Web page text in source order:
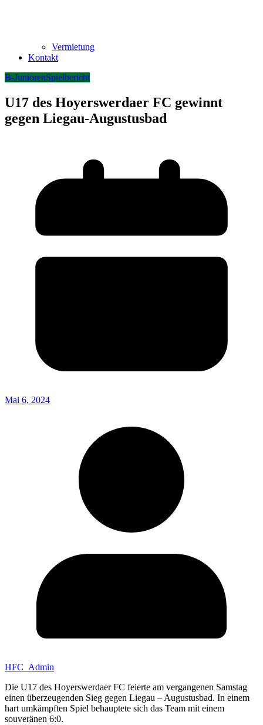
Vermietung
Kontakt
B-JuniorenSpielbericht
U17 des Hoyerswerdaer FC gewinnt
gegen Liegau-Augustusbad
Mai 6, 2024
HFC_Admin
Die U17 des Hoyerswerdaer FC feierte am vergangenen Samstag
einen überzeugenden Sieg gegen Liegau – Augustusbad. In einem
hart umkämpften Spiel behauptete sich das Team mit einem
souveränen 6:0.